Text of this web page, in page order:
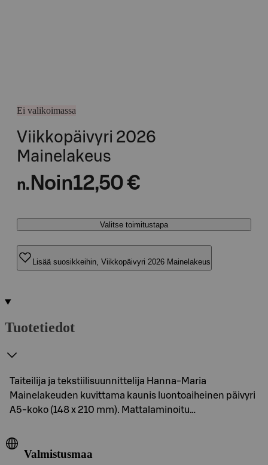
Ei valikoimassa
Viikkopäivyri 2026
Mainelakeus
n. Noin12,50 €
Valitse toimitustapa
Lisää suosikkeihin, Viikkopäivyri 2026 Mainelakeus
Tuotetiedot
Taiteilija ja tekstiilisuunnittelija Hanna-Maria
Mainelakeuden kuvittama kaunis luontoaiheinen päivyri
A5-koko (148 x 210 mm). Mattalaminoitu…
Valmistusmaa